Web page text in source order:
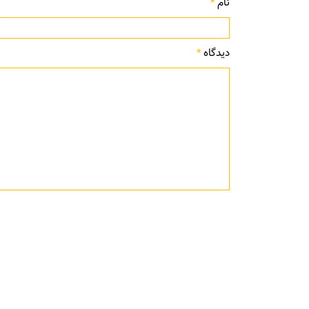
دیدگاه*